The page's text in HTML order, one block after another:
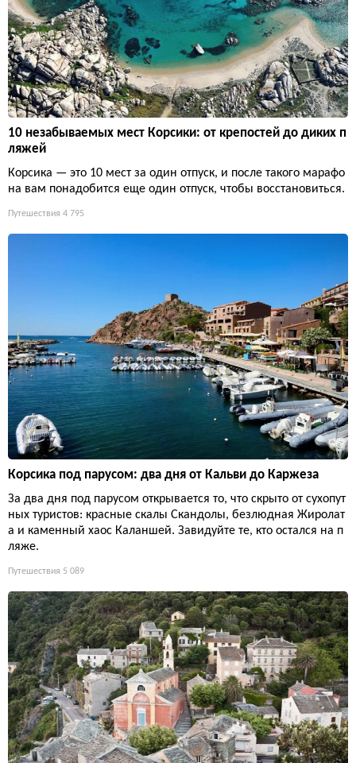
10 незабываемых мест Корсики: от крепостей до диких п
ляжей
Корсика — это 10 мест за один отпуск, и после такого марафо
на вам понадобится еще один отпуск, чтобы восстановиться.
Путешествия 4 795
Корсика под парусом: два дня от Кальви до Каржеза
За два дня под парусом открывается то, что скрыто от сухопут
ных туристов: красные скалы Скандолы, безлюдная Жиролат
а и каменный хаос Каланшей. Завидуйте те, кто остался на п
ляже.
Путешествия 5 089